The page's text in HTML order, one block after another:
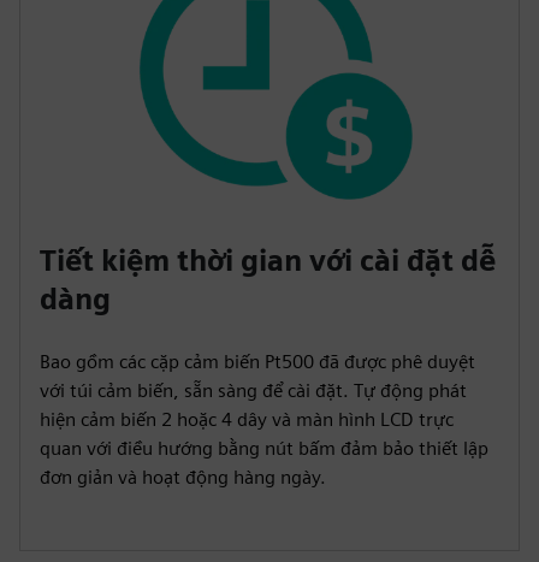
Tiết kiệm thời gian với cài đặt dễ
dàng
Bao gồm các cặp cảm biến Pt500 đã được phê duyệt
với túi cảm biến, sẵn sàng để cài đặt. Tự động phát
hiện cảm biến 2 hoặc 4 dây và màn hình LCD trực
quan với điều hướng bằng nút bấm đảm bảo thiết lập
đơn giản và hoạt động hàng ngày.